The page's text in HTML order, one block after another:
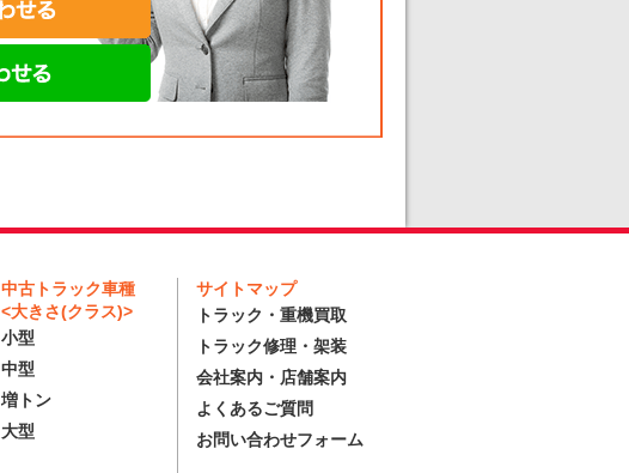
中古トラック車種
<大きさ(クラス)>
小型
中型
増トン
大型
サイトマップ
トラック・重機買取
トラック修理・架装
会社案内・店舗案内
よくあるご質問
お問い合わせフォーム